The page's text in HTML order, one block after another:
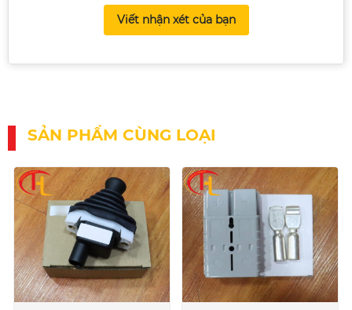
Viết nhận xét của bạn
SẢN PHẨM CÙNG LOẠI